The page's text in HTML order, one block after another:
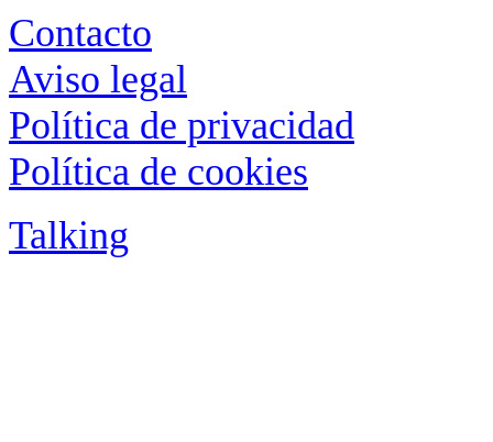
Contacto
Aviso legal
Política de privacidad
Política de cookies
Talking